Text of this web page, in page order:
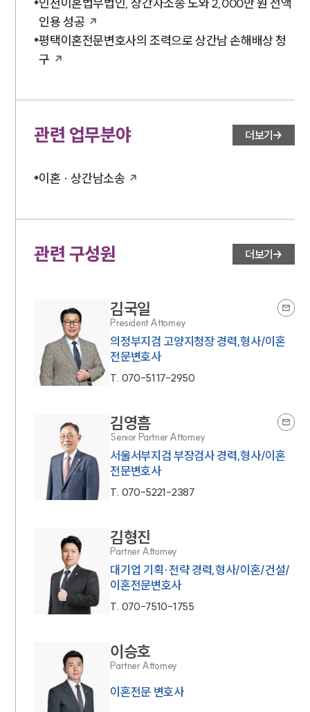
인천이혼법무법인, 상간자소송 도와 2,000만 원 전액
인용 성공
평택이혼전문변호사의 조력으로 상간남 손해배상 청
구
관련 업무분야 더보기
이혼 · 상간남소송
관련 구성원 더보기
김국일
President Attorney
의정부지검 고양지청장 경력,형사/이혼
전문변호사
T. 070-5117-2950
김영흠
Senior Partner Attorney
서울서부지검 부장검사 경력,형사/이혼
전문변호사
T. 070-5221-2387
김형진
Partner Attorney
대기업 기획·전략 경력,형사/이혼/건설/
이혼전문변호사
T. 070-7510-1755
이승호
Partner Attorney
이혼전문 변호사